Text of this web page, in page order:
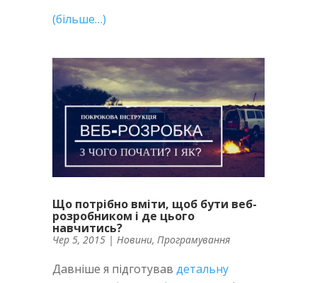
(більше…)
Що потрібно вміти, щоб бути веб-
розробником і де цього
навчитись?
Чер 5, 2015 | Новини, Програмування
Давніше я підготував детальну